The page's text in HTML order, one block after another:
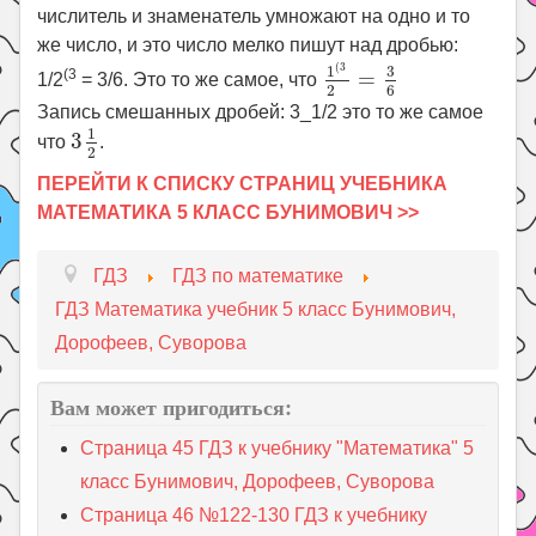
числитель и знаменатель умножают на одно и то
же число, и это число мелко пишут над дробью:
1/2(3 = 3/6. Это то же самое, что 1(3
2 =
3
6
1(3 =36
Запись смешанных дробей: 3_1/2 это то же самое
что 3 1
2
312
.
ПЕРЕЙТИ К СПИСКУ СТРАНИЦ УЧЕБНИКА
МАТЕМАТИКА 5 КЛАСС БУНИМОВИЧ >>
ГДЗ
ГДЗ по математике
ГДЗ Математика учебник 5 класс Бунимович,
Дорофеев, Суворова
Вам может пригодиться:
Страница 45 ГДЗ к учебнику "Математика" 5
класс Бунимович, Дорофеев, Суворова
Страница 46 №122-130 ГДЗ к учебнику